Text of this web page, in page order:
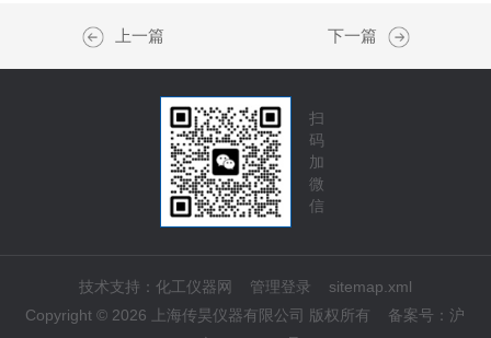
上一篇 下一篇
扫
码
加
微
信
技术支持： 化工仪器网 管理登录
sitemap.xml
Copyright © 2026 上海传昊仪器有限公司 版权所有 备案号：沪